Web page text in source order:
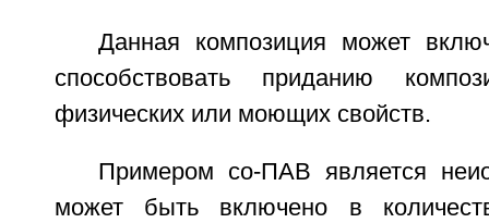
Данная композиция может
способствовать приданию
физических или моющих свойств.
Примером со-ПАВ является
может быть включено в